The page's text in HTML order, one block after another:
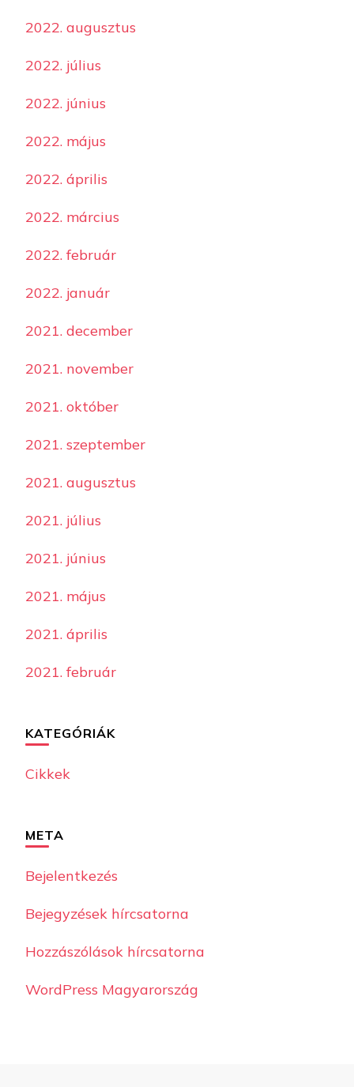
2022. augusztus
2022. július
2022. június
2022. május
2022. április
2022. március
2022. február
2022. január
2021. december
2021. november
2021. október
2021. szeptember
2021. augusztus
2021. július
2021. június
2021. május
2021. április
2021. február
KATEGÓRIÁK
Cikkek
META
Bejelentkezés
Bejegyzések hírcsatorna
Hozzászólások hírcsatorna
WordPress Magyarország